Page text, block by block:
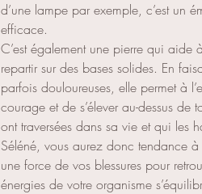
d’une lampe par exemple, c’est un
efficace.
C’est également une pierre qui aide
repartir sur des bases solides. En
parfois douloureuses, elle permet à
courage et de s’élever au-dessus de
ont traversées dans sa vie et qui les
Séléné, vous aurez donc tendance
une force de vos blessures pour
énergies de votre organisme